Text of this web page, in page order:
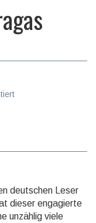
deutschen Leser
dieser engagierte
unzählig viele